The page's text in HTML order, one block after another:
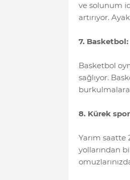
ve solunum
artırıyor.
7. Basketbol:
Basketbol
sağlıyor.
burkulmalara
8. Kürek
Yarım
yollarından